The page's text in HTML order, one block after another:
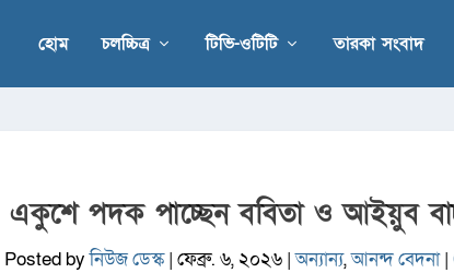
হোম চলচ্চিত্র টিভি-ওটিটি তারকা সংবাদ
একুশে পদক পাচ্ছেন ববিতা ও আইয়ুব
Posted byনিউজ ডেস্ক|ফেব্রু. ৬, ২০২৬ |অন্যান্য,আনন্দ বেদনা|